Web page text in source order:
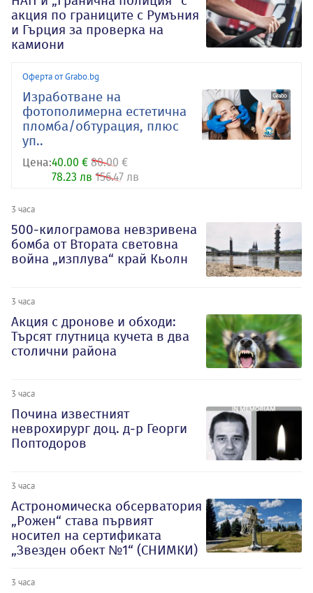
акция по границите с Румъния
и Гърция за проверка на
камиони
Оферта от Grabo.bg
Изработване на
фотополимерна естетична
пломба/обтурация, плюс
уп..
Цена:40.00 € 80.00 €
78.23 лв 156.47 лв
3 часа
500-килограмова невзривена
бомба от Втората световна
война „изплува“ край Кьолн
3 часа
Акция с дронове и обходи:
Търсят глутница кучета в два
столични района
3 часа
Почина известният
неврохирург доц. д-р Георги
Поптодоров
3 часа
Астрономическа обсерватория
„Рожен“ става първият
носител на сертификата
„Звезден обект №1“ (СНИМКИ)
3 часа